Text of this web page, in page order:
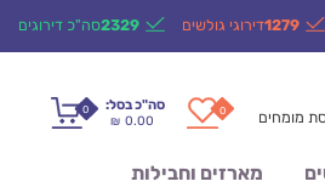
1279דירוגי גולשים 2329סה"כ דירוגים
מומחים 0
0 סה"כ בסל:
₪ 0.00
מארזים וחבילות